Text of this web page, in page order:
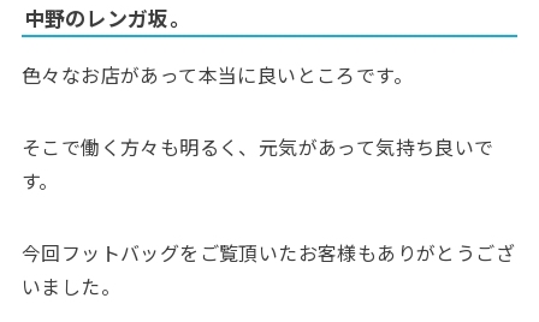
中野のレンガ坂。
色々なお店があって本当に良いところです。
そこで働く方々も明るく、元気があって気持ち良いで
す。
今回フットバッグをご覧頂いたお客様もありがとうござ
いました。